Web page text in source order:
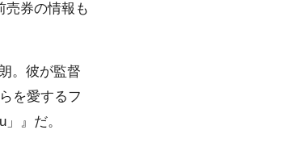
売券の情報も
。彼が監督
を愛するフ
』だ。